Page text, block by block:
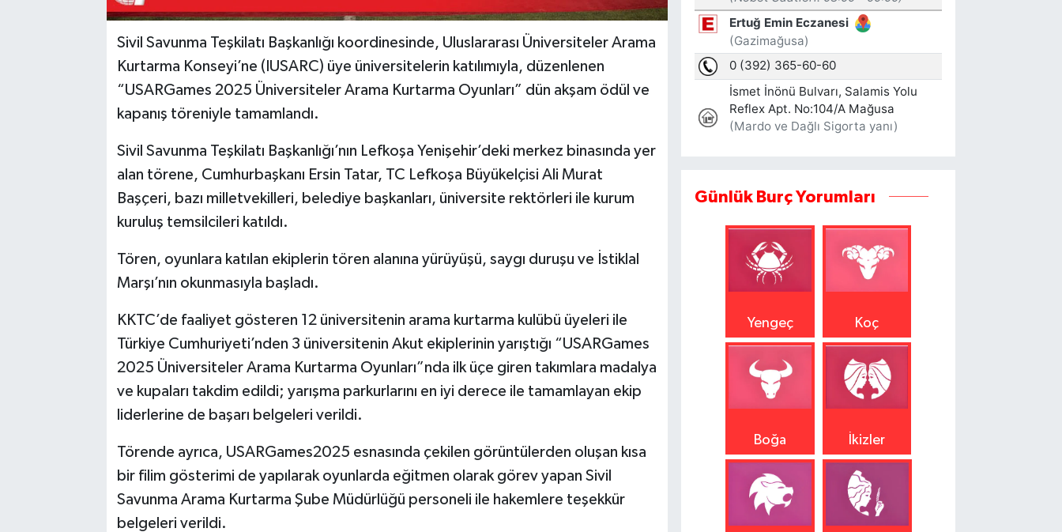
Sivil Savunma Teşkilatı Başkanlığı koordinesinde, Uluslararası Üniversiteler Arama
Kurtarma Konseyi’ne (IUSARC) üye üniversitelerin katılımıyla, düzenlenen
“USARGames 2025 Üniversiteler Arama Kurtarma Oyunları” dün akşam ödül ve
kapanış töreniyle tamamlandı.
Sivil Savunma Teşkilatı Başkanlığı’nın Lefkoşa Yenişehir’deki merkez binasında yer
alan törene, Cumhurbaşkanı Ersin Tatar, TC Lefkoşa Büyükelçisi Ali Murat
Başçeri, bazı milletvekilleri, belediye başkanları, üniversite rektörleri ile kurum
kuruluş temsilcileri katıldı.
Tören, oyunlara katılan ekiplerin tören alanına yürüyüşü, saygı duruşu ve İstiklal
Marşı’nın okunmasıyla başladı.
KKTC’de faaliyet gösteren 12 üniversitenin arama kurtarma kulübü üyeleri ile
Türkiye Cumhuriyeti’nden 3 üniversitenin Akut ekiplerinin yarıştığı “USARGames
2025 Üniversiteler Arama Kurtarma Oyunları”nda ilk üçe giren takımlara madalya
ve kupaları takdim edildi; yarışma parkurlarını en iyi derece ile tamamlayan ekip
liderlerine de başarı belgeleri verildi.
Törende ayrıca, USARGames2025 esnasında çekilen görüntülerden oluşan kısa
bir filim gösterimi de yapılarak oyunlarda eğitmen olarak görev yapan Sivil
Savunma Arama Kurtarma Şube Müdürlüğü personeli ile hakemlere teşekkür
belgeleri verildi.
Günlük Burç Yorumları
Yengeç Koç
Boğa İkizler